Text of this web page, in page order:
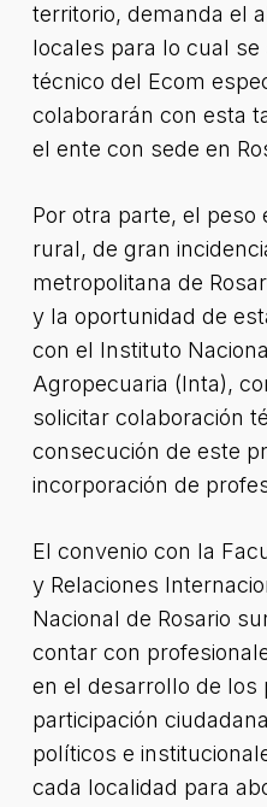
territorio, demanda el
locales para lo cual
técnico del Ecom
colaborarán con esta
el ente con sede en
Por otra parte, el peso
rural, de gran
metropolitana de
y la oportunidad de
con el Instituto
Agropecuaria (Inta),
solicitar colaboración
consecución de este
incorporación de
El convenio con la
y Relaciones
Nacional de Rosario
contar con
en el desarrollo de los
participación
políticos e
cada localidad para